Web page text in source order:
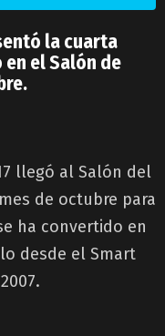
la cuarta
en el Salón de
llegó al Salón del
de octubre para
ha convertido en
desde el Smart